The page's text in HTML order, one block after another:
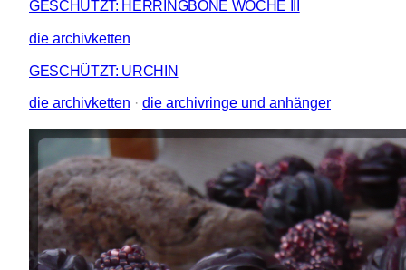
GESCHÜTZT: HERRINGBONE WOCHE III
die archivketten
GESCHÜTZT: URCHIN
die archivketten · die archivringe und anhänger